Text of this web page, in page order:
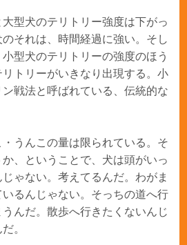
型犬のテリトリー強度は下がっ
それは、時間経過に強い。そし
型犬のテリトリーの強度のほう
トリーがいきなり出現する。小
戦法と呼ばれている、伝統的な
うんこの量は限られている。そ
、ということで、犬は頭がいっ
ゃない。考えてるんだ。わがま
るんじゃない。そっちの道へ行
んだ。散歩へ行きたくないんじ
。